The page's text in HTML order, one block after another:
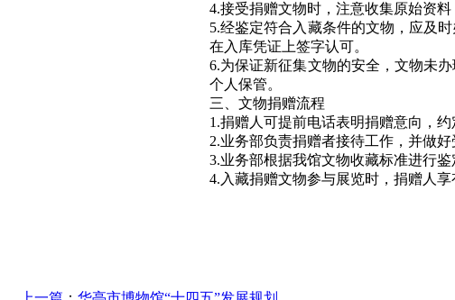
4.接受捐赠文物时，注意收集原始资
5.经鉴定符合入藏条件的文物，应及
在入库凭证上签字认可。
6.为保证新征集文物的安全，文物未
个人保管。
三、文物捐赠流程
1.捐赠人可提前电话表明捐赠意向，约
2.业务部负责捐赠者接待工作，并做好
3.业务部根据我馆文物收藏标准进行
4.入藏捐赠文物参与展览时，捐赠人